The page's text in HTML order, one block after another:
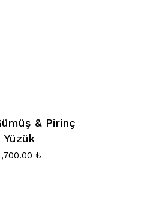
& Pirinç
Yüzük
₺